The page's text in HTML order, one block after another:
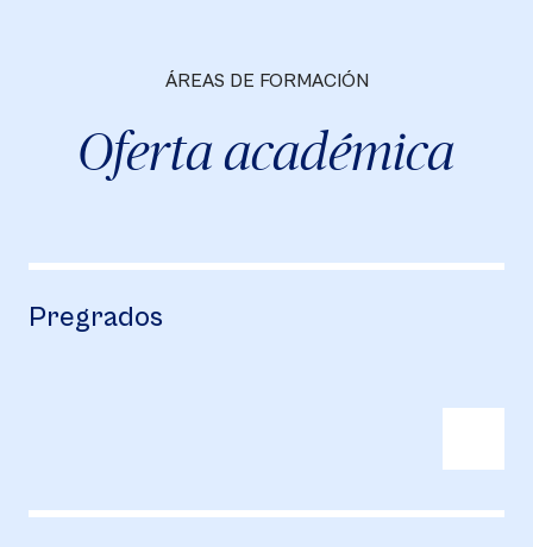
ÁREAS DE FORMACIÓN
Oferta académica
Pregrados